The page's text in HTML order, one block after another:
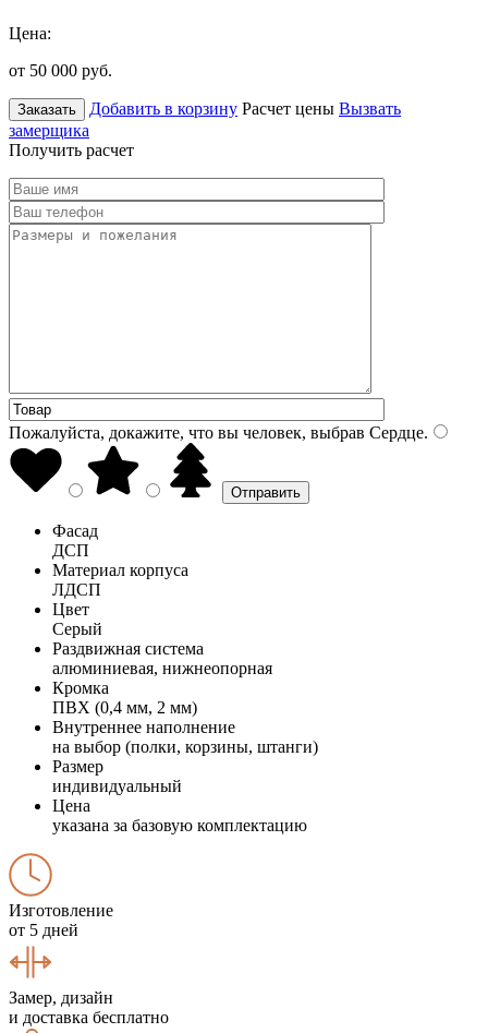
Цена:
от 50 000 руб.
Заказать Добавить в корзину Расчет цены Вызвать
замерщика
Получить расчет
Пожалуйста, докажите, что вы человек, выбрав Сердце.
Фасад
ДСП
Материал корпуса
ЛДСП
Цвет
Серый
Раздвижная система
алюминиевая, нижнеопорная
Кромка
ПВХ (0,4 мм, 2 мм)
Внутреннее наполнение
на выбор (полки, корзины, штанги)
Размер
индивидуальный
Цена
указана за базовую комплектацию
Изготовление
от 5 дней
Замер, дизайн
и доставка бесплатно